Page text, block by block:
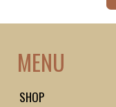
MENU
SHOP